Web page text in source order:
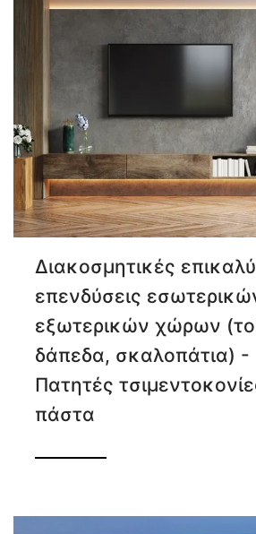
Διακοσμητικές
επενδύσεις
εξωτερικών χώρων
δάπεδα, σκαλοπάτια) -
Πατητές
πάστα